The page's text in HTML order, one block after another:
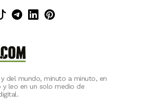
Facebook
en Instagram
en X (Twitter)
Minuto30 en TikTok
Canal de Minuto30 en
Minuto30 en LinkedIn
Minuto30 en
del mundo, minuto a minuto, en
y leo en un solo medio de